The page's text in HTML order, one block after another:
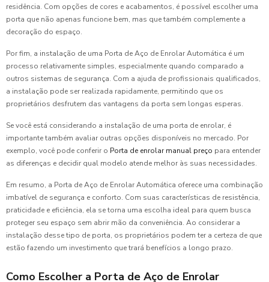
residência. Com opções de cores e acabamentos, é possível escolher uma
porta que não apenas funcione bem, mas que também complemente a
decoração do espaço.
Por fim, a instalação de uma Porta de Aço de Enrolar Automática é um
processo relativamente simples, especialmente quando comparado a
outros sistemas de segurança. Com a ajuda de profissionais qualificados,
a instalação pode ser realizada rapidamente, permitindo que os
proprietários desfrutem das vantagens da porta sem longas esperas.
Se você está considerando a instalação de uma porta de enrolar, é
importante também avaliar outras opções disponíveis no mercado. Por
exemplo, você pode conferir o Porta de enrolar manual preço para entender
as diferenças e decidir qual modelo atende melhor às suas necessidades.
Em resumo, a Porta de Aço de Enrolar Automática oferece uma combinação
imbatível de segurança e conforto. Com suas características de resistência,
praticidade e eficiência, ela se torna uma escolha ideal para quem busca
proteger seu espaço sem abrir mão da conveniência. Ao considerar a
instalação desse tipo de porta, os proprietários podem ter a certeza de que
estão fazendo um investimento que trará benefícios a longo prazo.
Como Escolher a Porta de Aço de Enrolar